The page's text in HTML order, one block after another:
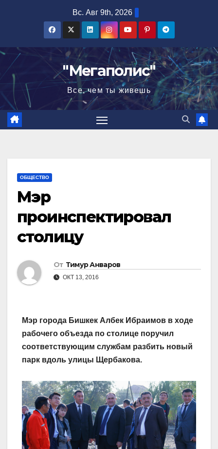
Вс. Авг 9th, 2026
"Мегаполис"
Все, чем ты живешь
ОБЩЕСТВО
Мэр
проинспектировал
столицу
От Тимур Анваров
ОКТ 13, 2016
Мэр города Бишкек Албек Ибраимов в ходе
рабочего объезда по столице поручил
соответствующим службам разбить новый
парк вдоль улицы Щербакова.